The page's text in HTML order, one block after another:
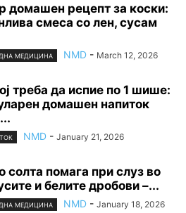
домашен рецепт за коски:
смеса со лен, сусам
МЕДИЦИНА NMD - March 12, 2026
треба да испие по 1 шише:
домашен напиток
NMD - January 21, 2026
солта помага при слуз во
и белите дробови –...
МЕДИЦИНА NMD - January 18, 2026